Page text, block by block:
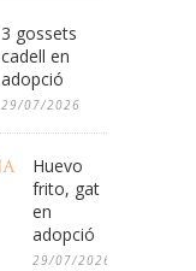
3 gossets
cadell en
adopció
29/07/2026
Huevo
frito, gat
en
adopció
29/07/2026